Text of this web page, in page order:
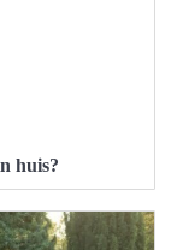
huis?